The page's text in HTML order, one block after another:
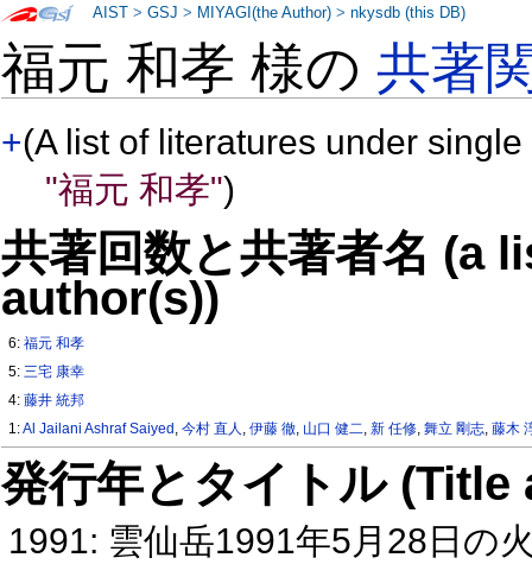
福元 和孝 様の共著
+(A list of literatures under
"福元 和孝")
共著回数と共著者名 (a
author(s))
6:福元 和孝
5:三宅 康幸
4:藤井 統邦
1:Al Jailani Ashraf Saiyed ,今村 直人 ,伊藤 徹, 山口 健二,新 任修,舞立 剛志,藤木
発行年とタイトル
1991: 雲仙岳1991年5月28日の
AIST >GSJ > MIYAGI(the Author) >nkysdb (this DB)